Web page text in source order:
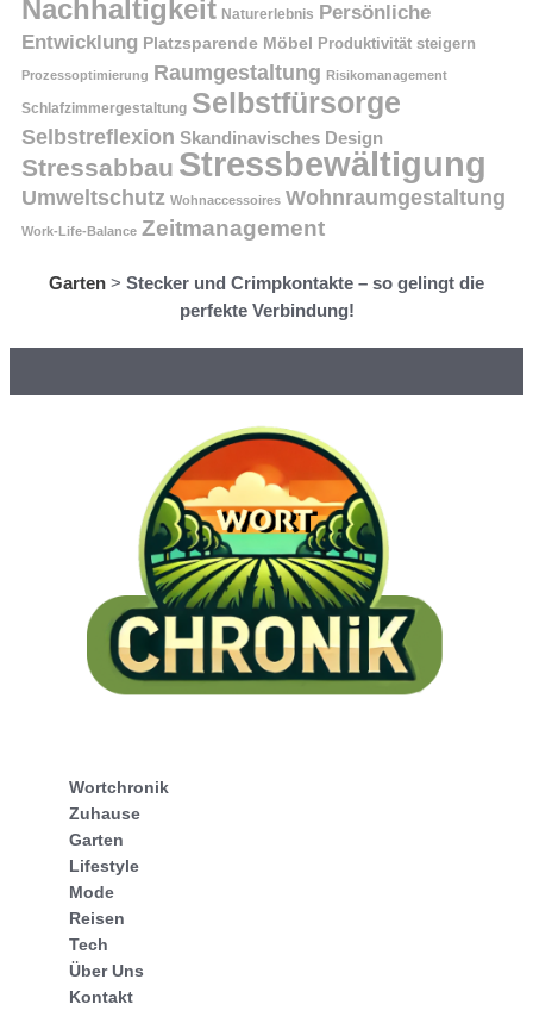
Nachhaltigkeit Naturerlebnis Persönliche
Entwicklung Platzsparende Möbel Produktivität steigern
Prozessoptimierung Raumgestaltung Risikomanagement
Schlafzimmergestaltung Selbstfürsorge
Selbstreflexion Skandinavisches Design
Stressabbau Stressbewältigung
Umweltschutz Wohnaccessoires Wohnraumgestaltung
Work-Life-Balance Zeitmanagement
Garten > Stecker und Crimpkontakte – so gelingt die
perfekte Verbindung!
Wortchronik
Zuhause
Garten
Lifestyle
Mode
Reisen
Tech
Über Uns
Kontakt